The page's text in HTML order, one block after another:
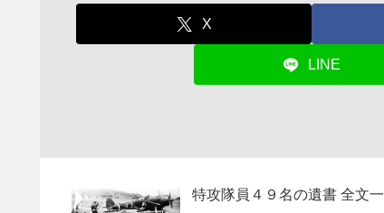
X
LINE
特攻隊員４９名の遺書 全文